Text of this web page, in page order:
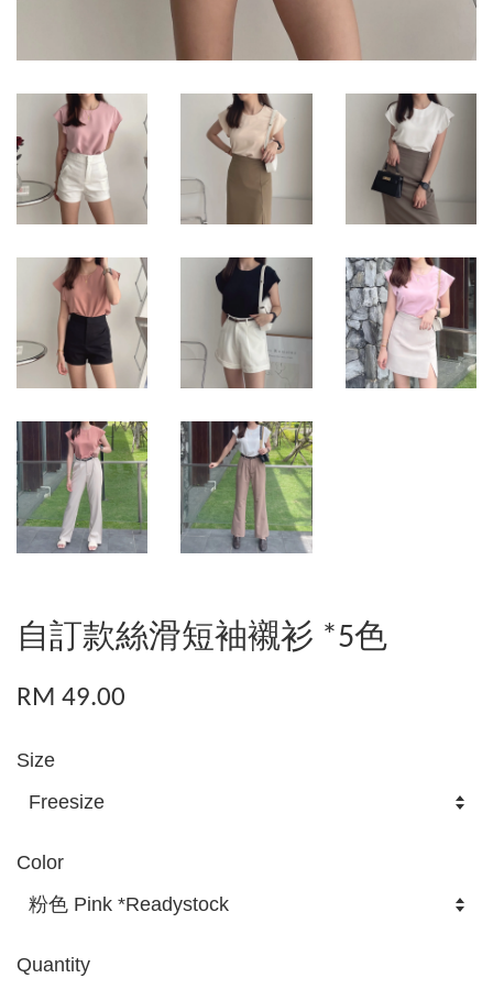
自訂款絲滑短袖襯衫 *5色
RM 49.00
Size
Color
Quantity